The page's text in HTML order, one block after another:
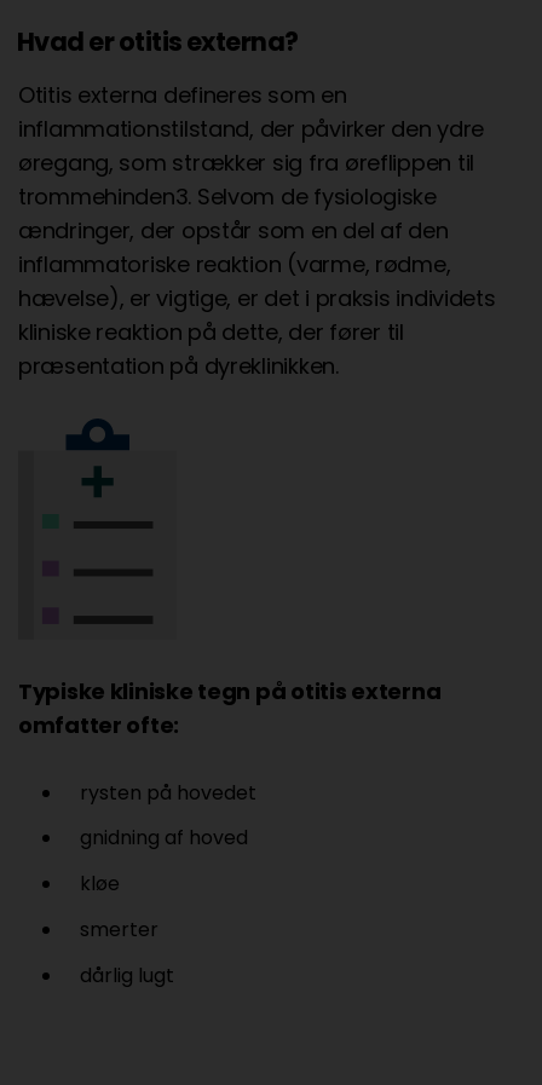
Hvad er otitis externa?
Otitis externa defineres som en
inflammationstilstand, der påvirker den ydre
øregang, som strækker sig fra øreflippen til
trommehinden3. Selvom de fysiologiske
ændringer, der opstår som en del af den
inflammatoriske reaktion (varme, rødme,
hævelse), er vigtige, er det i praksis individets
kliniske reaktion på dette, der fører til
præsentation på dyreklinikken.
Typiske kliniske tegn på otitis externa
omfatter ofte:
rysten på hovedet
gnidning af hoved
kløe
smerter
dårlig lugt